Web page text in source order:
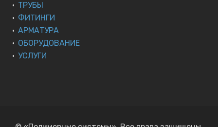
ТРУБЫ
ФИТИНГИ
АРМАТУРА
ОБОРУДОВАНИЕ
УСЛУГИ